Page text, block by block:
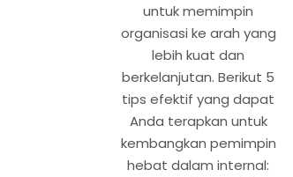
untuk memimpin
organisasi ke arah yang
lebih kuat dan
berkelanjutan. Berikut 5
tips efektif yang dapat
Anda terapkan untuk
kembangkan pemimpin
hebat dalam internal: